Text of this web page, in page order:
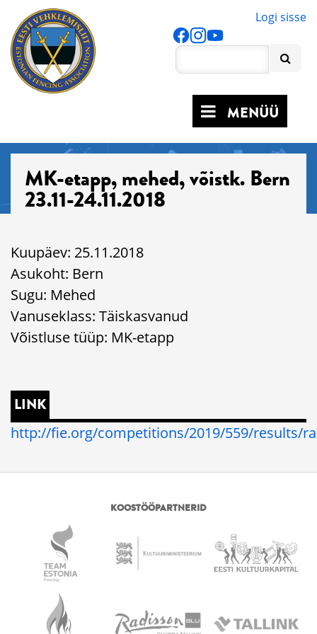
Logi sisse
MENÜÜ
MK-etapp, mehed, võistk. Bern
23.11-24.11.2018
Kuupäev: 25.11.2018
Asukoht: Bern
Sugu: Mehed
Vanuseklass: Täiskasvanud
Võistluse tüüp: MK-etapp
LINK
http://fie.org/competitions/2019/559/results/
KOOSTÖÖPARTNERID